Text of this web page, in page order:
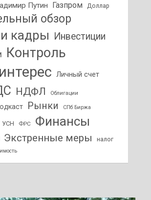
Путин Газпром Доллар
обзор
кадры Инвестиции
Контроль
Личный счет
НДФЛ Облигации
Рынки СПб Биржа
УСН ФРС Финансы
Экстренные меры
налог